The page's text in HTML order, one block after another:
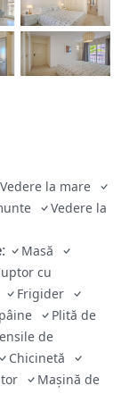
Vedere la mare
Vedere la
:
Masă
cu
Frigider
Plită de
de
Chicinetă
Maşină de